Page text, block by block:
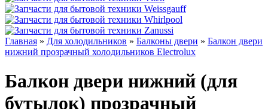
Главная » Для холодильников » Балконы двери » Балкон двери
нижний прозрачный холодильников Electrolux
Балкон двери нижний (для
бутылок) прозрачный